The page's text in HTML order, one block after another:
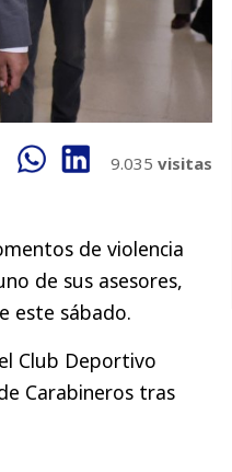
9.035 visitas
de violencia
de sus asesores,
este sábado.
Club Deportivo
Carabineros tras